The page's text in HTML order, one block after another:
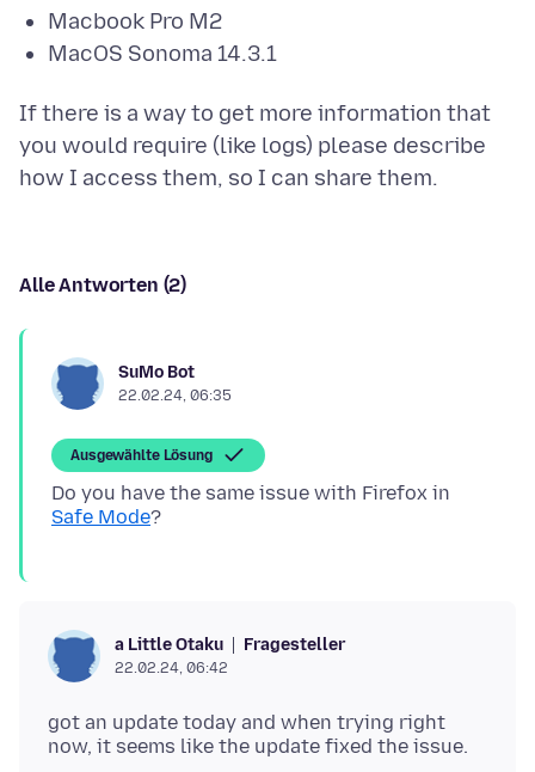
Macbook Pro M2
MacOS Sonoma 14.3.1
If there is a way to get more information that
you would require (like logs) please describe
Alle Antworten (2)
SuMo Bot
22.02.24, 06:35
Ausgewählte Lösung
Do you have the same issue with Firefox in
Safe Mode
a Little Otaku Fragesteller
22.02.24, 06:42
got an update today and when trying right